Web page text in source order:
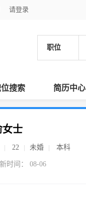
请登录
职位
搜索 简历中心
女士
22 未婚 本科
时间： 08-06